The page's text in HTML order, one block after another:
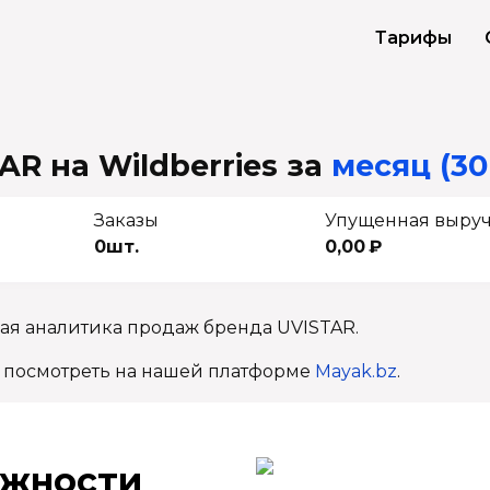
Тарифы
на Wildberries за месяц
Заказы
0шт.
Упущенная
0,00 ₽
аналитика продаж бренда UVISTAR.
на нашей платформе Mayak.bz.